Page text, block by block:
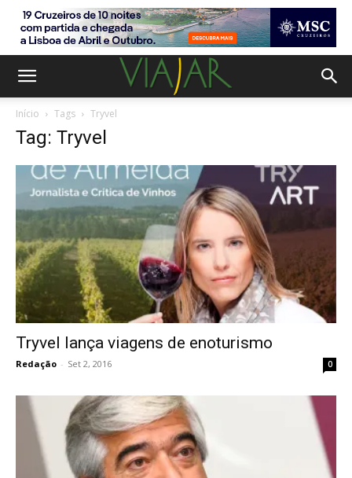
Início Tags Tryvel
Tag: Tryvel
Tryvel lança viagens de enoturismo
Redação - Set 2, 2016 0